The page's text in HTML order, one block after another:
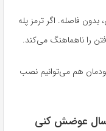
فاصله. اگر ترمز پله
رفتن را ناهماهنگ می‌کند.
هم می‌توانیم نصب
سال عوضش کنی